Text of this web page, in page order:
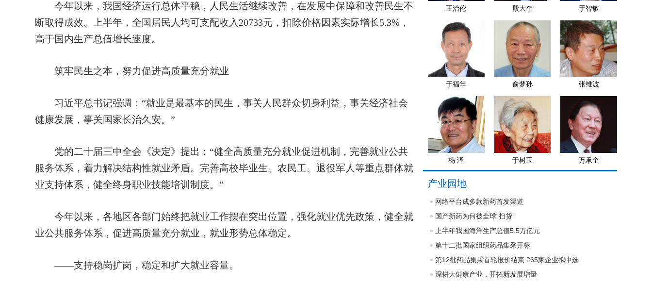
今年以来，我国经济运行总体平稳，人民生活继续改善，在发展中保障和改善民生不
断取得成效。上半年，全国居民人均可支配收入20733元，扣除价格因素实际增长5.3%，
高于国内生产总值增长速度。
筑牢民生之本，努力促进高质量充分就业
习近平总书记强调：“就业是最基本的民生，事关人民群众切身利益，事关经济社会
健康发展，事关国家长治久安。”
党的二十届三中全会《决定》提出：“健全高质量充分就业促进机制，完善就业公共
服务体系，着力解决结构性就业矛盾。完善高校毕业生、农民工、退役军人等重点群体就
业支持体系，健全终身职业技能培训制度。”
今年以来，各地区各部门始终把就业工作摆在突出位置，强化就业优先政策，健全就
业公共服务体系，促进高质量充分就业，就业形势总体稳定。
——支持稳岗扩岗，稳定和扩大就业容量。
王治伦 殷大奎 于智敏
于福年 俞梦孙 张维波
杨 泽 于树玉 万承奎
产业园地
网络平台成多款新药首发渠道
国产新药为何被全球“扫货”
上半年我国海洋生产总值5.5万亿元
第十二批国家组织药品集采开标
第12批药品集采首轮报价结束 265家企业拟中选
深耕大健康产业，开拓新发展增量